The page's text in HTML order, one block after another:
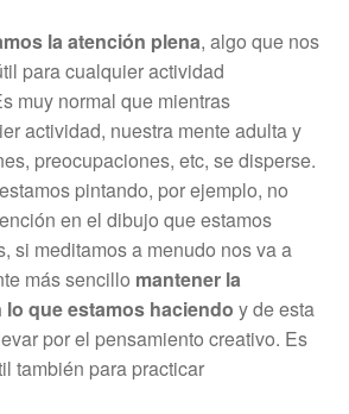
la atención plena, algo que nos
para cualquier actividad
muy normal que mientras
actividad, nuestra mente adulta y
preocupaciones, etc, se disperse.
pintando, por ejemplo, no
en el dibujo que estamos
si meditamos a menudo nos va a
más sencillo mantener la
que estamos haciendo y de esta
por el pensamiento creativo. Es
también para practicar